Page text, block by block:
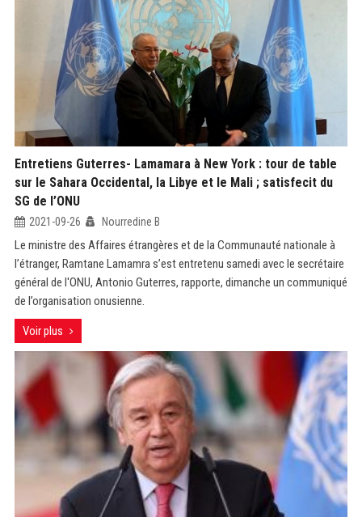
Entretiens Guterres- Lamamara à New York : tour de table
sur le Sahara Occidental, la Libye et le Mali ; satisfecit du
SG de l’ONU
2021-09-26 Nourredine B
Le ministre des Affaires étrangères et de la Communauté nationale à
l’étranger, Ramtane Lamamra s’est entretenu samedi avec le secrétaire
général de l'ONU, Antonio Guterres, rapporte, dimanche un communiqué
de l’organisation onusienne.
Voir plus